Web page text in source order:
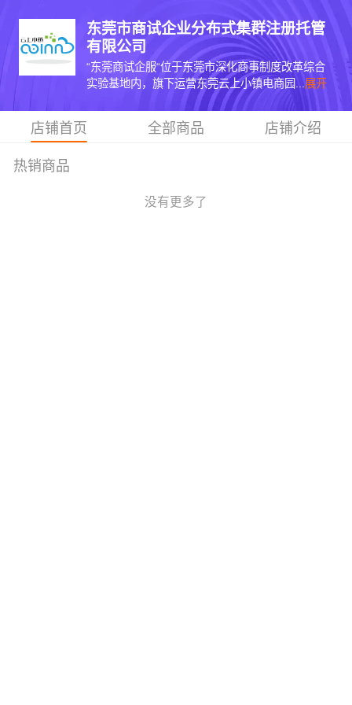
东莞市商试企业分布式集群注册托管
有限公司
“东莞商试企服“位于东莞市深化商事制度改革综合
实验基地内，旗下运营东莞云上小镇电商园... 展开
店铺首页 全部商品 店铺介绍
热销商品
没有更多了